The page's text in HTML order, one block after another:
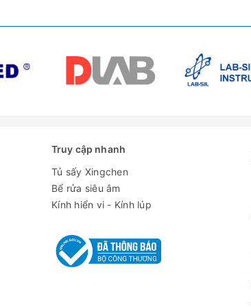
Truy cập nhanh
Tủ sấy Xingchen
Bể rửa siêu âm
Kính hiển vi - Kính lúp